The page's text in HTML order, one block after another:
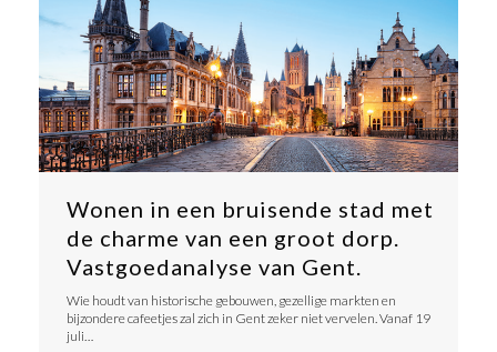
Wonen in een bruisende stad met
de charme van een groot dorp.
Vastgoedanalyse van Gent.
Wie houdt van historische gebouwen, gezellige markten en
bijzondere cafeetjes zal zich in Gent zeker niet vervelen. Vanaf 19
juli…